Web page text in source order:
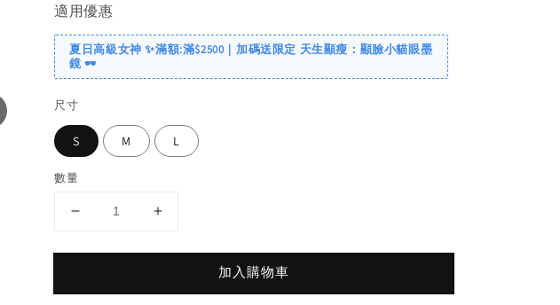
適用優惠
夏日高級女神 ✨滿額:滿$2500｜加碼送限定 天生顯瘦：顯臉小貓眼墨
鏡 🕶️
尺寸
S M L
數量
加入購物車